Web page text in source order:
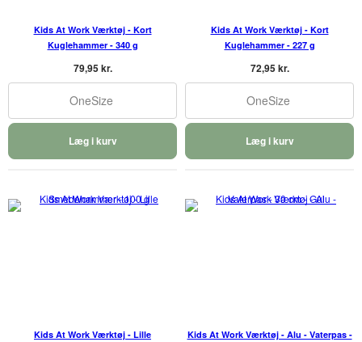
Kids At Work Værktøj - Kort
Kuglehammer - 340 g
79,95 kr.
OneSize
Læg i kurv
Kids At Work Værktøj - Kort
Kuglehammer - 227 g
72,95 kr.
OneSize
Læg i kurv
Kids At Work Værktøj - Lille
Kids At Work Værktøj - Alu - Vaterpas -